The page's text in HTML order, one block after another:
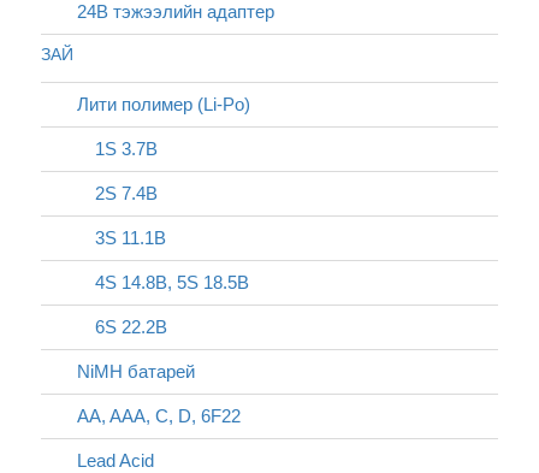
24В тэжээлийн адаптер
ЗАЙ
Лити полимер (Li-Po)
1S 3.7В
2S 7.4В
3S 11.1В
4S 14.8В, 5S 18.5В
6S 22.2В
NiMH батарей
AA, AAA, C, D, 6F22
Lead Acid